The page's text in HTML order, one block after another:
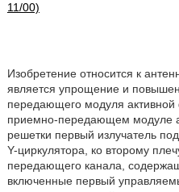
11/00)
Изобретение относится к
является упрощение и
передающего модуля
приемно-передающем модуле
решетки первый излучатель
Y-циркулятора, ко второму
передающего канала,
включенные первый